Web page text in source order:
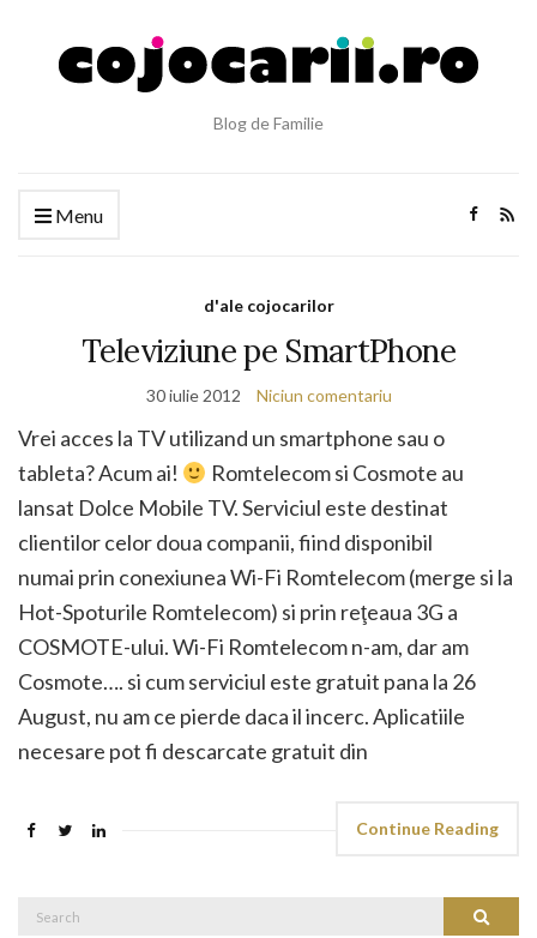
Blog de Familie
Menu
d'ale cojocarilor
Televiziune pe SmartPhone
30 iulie 2012 Niciun comentariu
Vrei acces la TV utilizand un smartphone sau o
tableta? Acum ai!
Romtelecom si Cosmote au
lansat Dolce Mobile TV. Serviciul este destinat
clientilor celor doua companii, fiind disponibil
numai prin conexiunea Wi-Fi Romtelecom (merge si la
Hot-Spoturile Romtelecom) si prin reţeaua 3G a
COSMOTE-ului. Wi-Fi Romtelecom n-am, dar am
Cosmote…. si cum serviciul este gratuit pana la 26
August, nu am ce pierde daca il incerc. Aplicatiile
necesare pot fi descarcate gratuit din
Continue Reading
Search